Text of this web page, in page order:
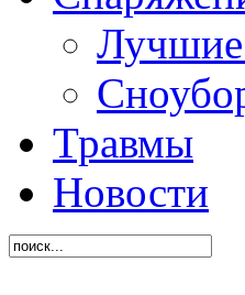
Травмы
Новости